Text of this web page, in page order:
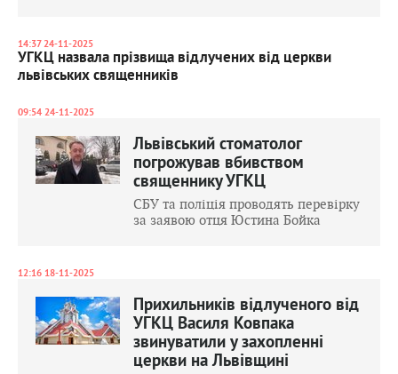
14:37 24-11-2025
УГКЦ назвала прізвища відлучених від церкви
львівських священників
09:54 24-11-2025
Львівський стоматолог
погрожував вбивством
священнику УГКЦ
СБУ та поліція проводять перевірку
за заявою отця Юстина Бойка
12:16 18-11-2025
Прихильників відлученого від
УГКЦ Василя Ковпака
звинуватили у захопленні
церкви на Львівщині